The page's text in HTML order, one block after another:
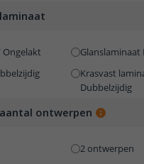
Glanslaminaat
Krasvast
Dubbelzijdig
ontwerpen
2 ontwerpen